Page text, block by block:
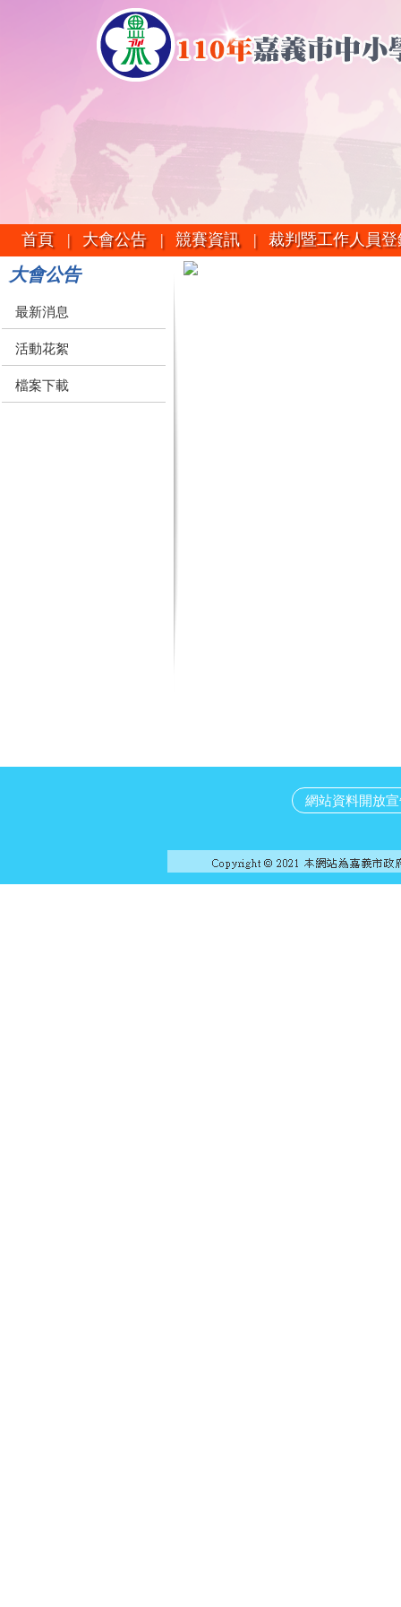
首頁 | 大會公告 | 競賽資訊 | 裁判暨工作人員
大會公告
最新消息
活動花絮
檔案下載
網站資料開放